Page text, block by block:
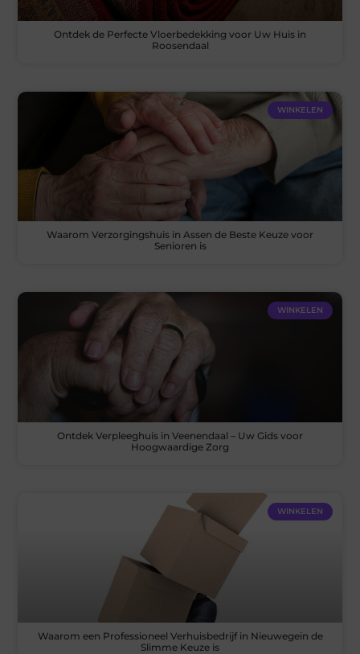
Ontdek de Perfecte Vloerbedekking voor Uw Huis in
Roosendaal
WINKELEN
Waarom Verzorgingshuis in Assen de Beste Keuze voor
Senioren is
WINKELEN
Ontdek Verpleeghuis in Veenendaal – Uw Gids voor
Hoogwaardige Zorg
WINKELEN
Waarom een Professioneel Verhuisbedrijf in Nieuwegein de
Slimme Keuze is